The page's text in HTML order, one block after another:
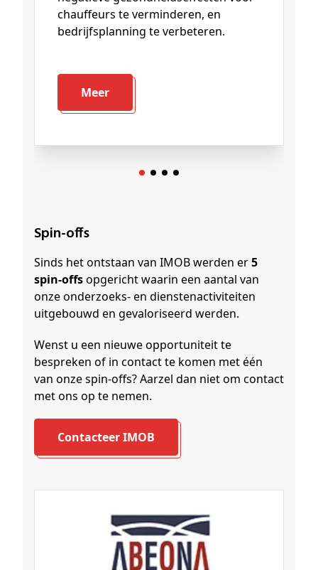
chauffeurs te verminderen, en
bedrijfsplanning te verbeteren.
Meer
Spin-offs
Sinds het ontstaan van IMOB werden er5
spin-offsopgericht waarin een aantal van
onze onderzoeks- en dienstenactiviteiten
uitgebouwd en gevaloriseerd werden.
Wenst u een nieuwe opportuniteit te
bespreken of in contact te komen met één
van onze spin-offs? Aarzel dan niet om contact
met ons op te nemen.
Contacteer IMOB